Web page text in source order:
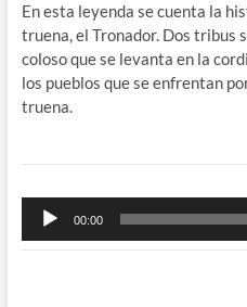
En esta leyenda se cuenta la
truena, el Tronador. Dos tribus
coloso que se levanta en la
los pueblos que se enfrentan
truena.
Reproductor
audio
00:00